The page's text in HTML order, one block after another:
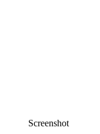
Screenshot